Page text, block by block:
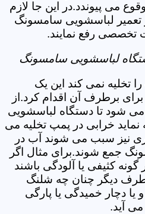
می پیوندد.در این جا لازم
تعمیر لباسشویی سامسونگ
تخصصی رفع نمایند.
لباسشویی سامسونگ
تخلیه نمی کند این یک
برطرف آن اقدام کرد.از
شود تا دستگاه لباسشویی
نماید خرابی در پمپ تخلیه می
نیز سبب می شوند آب در
جمع شوند.برای مثال اگر
گونه کثیفی یا آلودگی باشند
طرف دیگر چنان چه شلنگ
دچار خمیدگی یا پارگی
آید.